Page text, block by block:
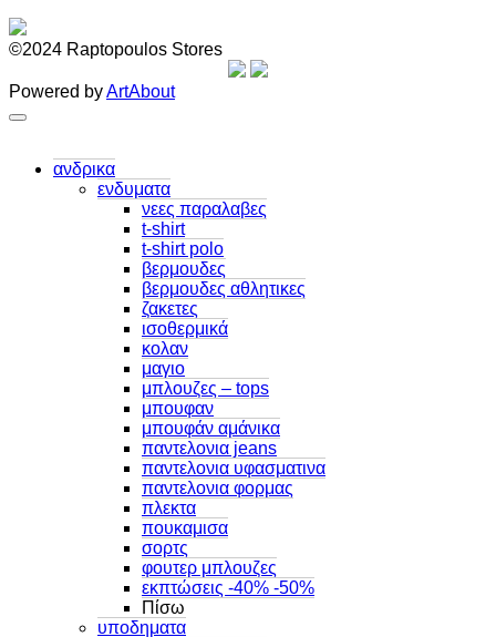
©2024 Raptopoulos Stores
Powered byArtAbout
ανδρικα
ενδυματα
νεες παραλαβες
t-shirt
t-shirt polo
βερμουδες
βερμουδες αθλητικες
ζακετες
ισοθερμικά
κολαν
μαγιο
μπλουζες – tops
μπουφαν
μπουφάν αμάνικα
παντελονια jeans
παντελονια υφασματινα
παντελονια φορμας
πλεκτα
πουκαμισα
σορτς
φουτερ μπλουζες
εκπτώσεις -40% -50%
Πίσω
υποδηματα